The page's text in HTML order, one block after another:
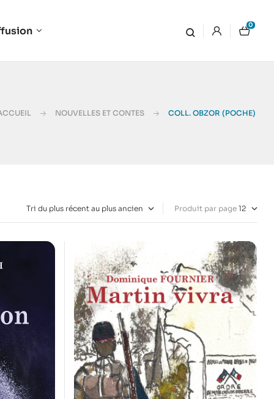
0
NOUVELLES ET CONTES COLL. OBZOR (POCHE)
Produit par page